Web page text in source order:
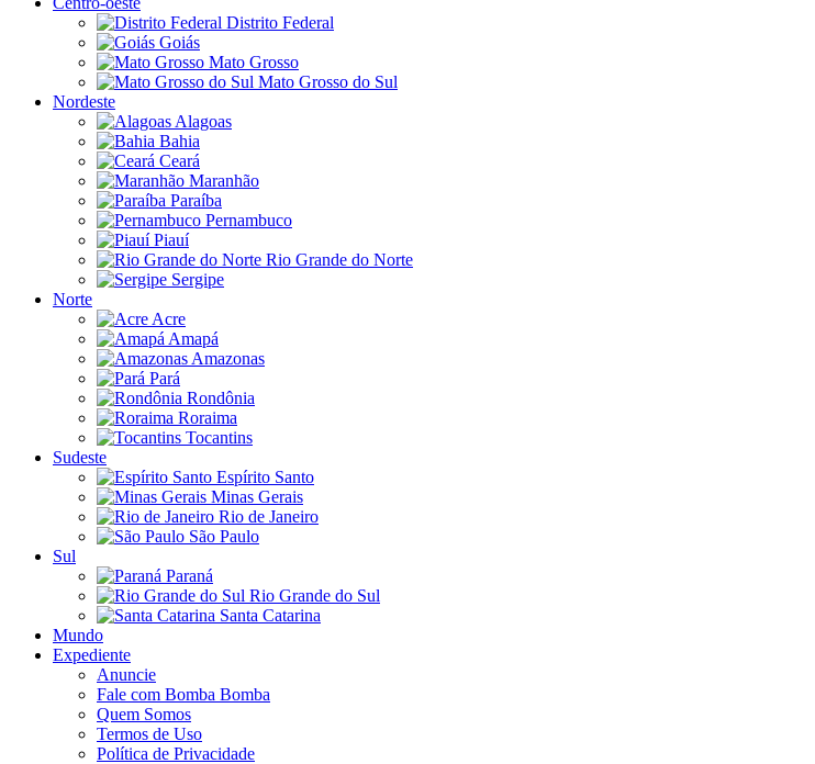
Distrito Federal
Goiás
Mato Grosso
Mato Grosso do Sul
Nordeste
Alagoas
Bahia
Ceará
Maranhão
Paraíba
Pernambuco
Piauí
Rio Grande do Norte
Sergipe
Norte
Acre
Amapá
Amazonas
Pará
Rondônia
Roraima
Tocantins
Sudeste
Espírito Santo
Minas Gerais
Rio de Janeiro
São Paulo
Sul
Paraná
Rio Grande do Sul
Santa Catarina
Mundo
Expediente
Anuncie
Fale com Bomba Bomba
Quem Somos
Termos de Uso
Política de Privacidade